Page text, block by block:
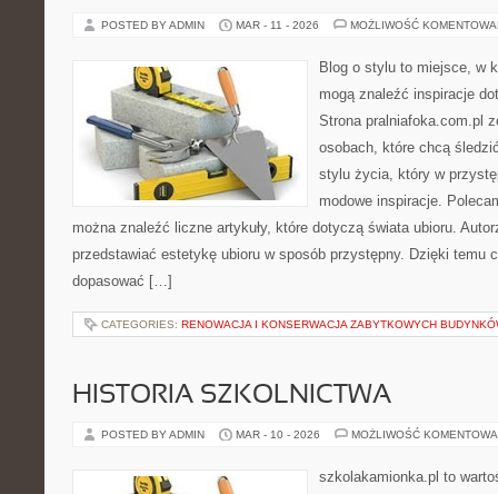
POSTED BY ADMIN MAR - 11 - 2026 MOŻLIWOŚĆ
Blog o stylu to miejsce, w
mogą znaleźć inspiracje
Strona pralniafoka.com.pl
osobach, które chcą
stylu życia, który w
modowe inspiracje.
można znaleźć liczne artykuły, które dotyczą świata ubioru.
przedstawiać estetykę ubioru w sposób przystępny. Dzięki temu
dopasować […]
CATEGORIES: RENOWACJA I KONSERWACJA ZABYTKOWYCH
HISTORIA SZKOLNICTWA
POSTED BY ADMIN MAR - 10 - 2026 MOŻLIWOŚĆ
szkolakamionka.pl to